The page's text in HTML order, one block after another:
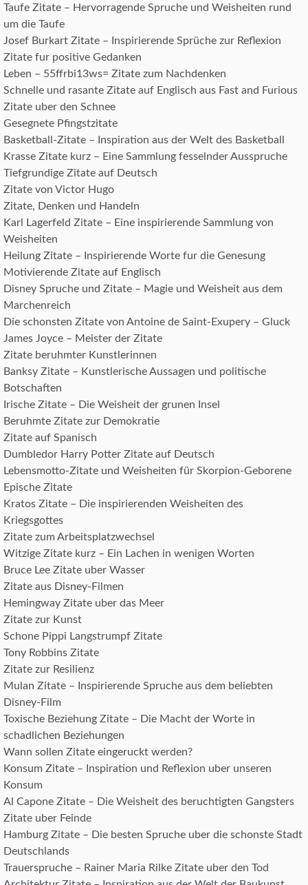
Taufe Zitate – Hervorragende Spruche und Weisheiten rund
um die Taufe
Josef Burkart Zitate – Inspirierende Sprüche zur Reflexion
Zitate fur positive Gedanken
Leben – 55ffrbi13ws= Zitate zum Nachdenken
Schnelle und rasante Zitate auf Englisch aus Fast and Furious
Zitate uber den Schnee
Gesegnete Pfingstzitate
Basketball-Zitate – Inspiration aus der Welt des Basketball
Krasse Zitate kurz – Eine Sammlung fesselnder Ausspruche
Tiefgrundige Zitate auf Deutsch
Zitate von Victor Hugo
Zitate, Denken und Handeln
Karl Lagerfeld Zitate – Eine inspirierende Sammlung von
Weisheiten
Heilung Zitate – Inspirierende Worte fur die Genesung
Motivierende Zitate auf Englisch
Disney Spruche und Zitate – Magie und Weisheit aus dem
Marchenreich
Die schonsten Zitate von Antoine de Saint-Exupery – Gluck
James Joyce – Meister der Zitate
Zitate beruhmter Kunstlerinnen
Banksy Zitate – Kunstlerische Aussagen und politische
Botschaften
Irische Zitate – Die Weisheit der grunen Insel
Beruhmte Zitate zur Demokratie
Zitate auf Spanisch
Dumbledor Harry Potter Zitate auf Deutsch
Lebensmotto-Zitate und Weisheiten für Skorpion-Geborene
Epische Zitate
Kratos Zitate – Die inspirierenden Weisheiten des
Kriegsgottes
Zitate zum Arbeitsplatzwechsel
Witzige Zitate kurz – Ein Lachen in wenigen Worten
Bruce Lee Zitate uber Wasser
Zitate aus Disney-Filmen
Hemingway Zitate uber das Meer
Zitate zur Kunst
Schone Pippi Langstrumpf Zitate
Tony Robbins Zitate
Zitate zur Resilienz
Mulan Zitate – Inspirierende Spruche aus dem beliebten
Disney-Film
Toxische Beziehung Zitate – Die Macht der Worte in
schadlichen Beziehungen
Wann sollen Zitate eingeruckt werden?
Konsum Zitate – Inspiration und Reflexion uber unseren
Konsum
Al Capone Zitate – Die Weisheit des beruchtigten Gangsters
Zitate uber Feinde
Hamburg Zitate – Die besten Spruche uber die schonste Stadt
Deutschlands
Trauerspruche – Rainer Maria Rilke Zitate uber den Tod